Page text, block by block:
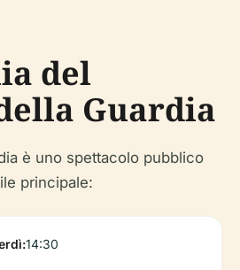
del
Guardia
è uno spettacolo pubblico
principale:
14:30